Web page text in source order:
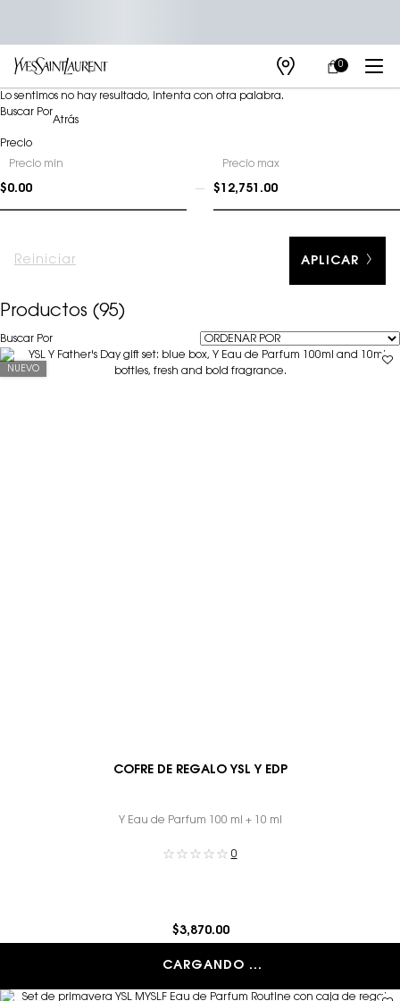
TIENDAS
MI
CARRITO
0
0 PRODUCTO
Main content
Lo sentimos no hay resultado, intenta con otra palabra.
Refinements menu
Buscar Por
Atrás
Precio
Precio
Precio min Precio max
Reiniciar APLICAR
Productos (95)
Buscar Por
Filters menu
NUEVO
COFRE DE REGALO YSL Y EDP
Y Eau de Parfum 100 ml + 10 ml
0
$3,870.00
CARGANDO ...